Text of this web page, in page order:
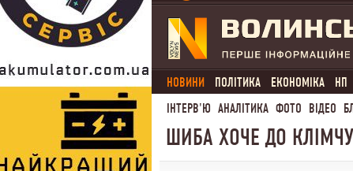
НОВИНИ ПОЛІТИКА ЕКОНОМІКА НП
ІНТЕРВ'Ю АНАЛІТИКА ФОТО ВІДЕО
ШИБА ХОЧЕ ДО